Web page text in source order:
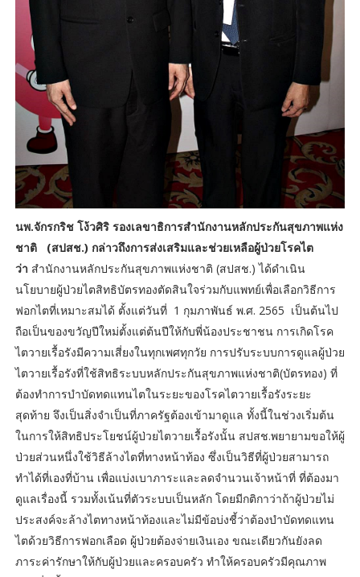
นพ.จักรกริช โง้วศิริ รองเลขาธิการสำนักงานหลักประกันสุขภาพแห่ง
ชาติ (สปสช.) กล่าวถึงการส่งเสริมและช่วยเหลือผู้ป่วยโรคไต
ว่า สำนักงานหลักประกันสุขภาพแห่งชาติ (สปสช.) ได้ดำเนิน
นโยบายผู้ป่วยไตสิทธิบัตรทองตัดสินใจร่วมกับแพทย์เพื่อเลือกวิธีการ
ฟอกไตที่เหมาะสมได้ ตั้งแต่วันที่ 1 กุมภาพันธ์ พ.ศ. 2565 เป็นต้นไป
ถือเป็นของขวัญปีใหม่ตั้งแต่ต้นปีให้กับพี่น้องประชาชน การเกิดโรค
ไตวายเรื้อรังมีความเสี่ยงในทุกเพศทุกวัย การปรับระบบการดูแลผู้ป่วย
ไตวายเรื้อรังที่ใช้สิทธิระบบหลักประกันสุขภาพแห่งชาติ(บัตรทอง) ที่
ต้องทำการบำบัดทดแทนไตในระยะของโรคไตวายเรื้อรังระยะ
สุดท้าย จึงเป็นสิ่งจำเป็นที่ภาครัฐต้องเข้ามาดูแล ทั้งนี้ในช่วงเริ่มต้น
ในการให้สิทธิประโยชน์ผู้ป่วยไตวายเรื้อรังนั้น สปสช.พยายามขอให้ผู้
ป่วยส่วนหนึ่งใช้วิธีล้างไตที่ทางหน้าท้อง ซึ่งเป็นวิธีที่ผู้ป่วยสามารถ
ทำได้ที่เองที่บ้าน เพื่อแบ่งเบาภาระและลดจำนวนเจ้าหน้าที่ ที่ต้องมา
ดูแลเรื่องนี้ รวมทั้งเน้นที่ตัวระบบเป็นหลัก โดยมีกติกาว่าถ้าผู้ป่วยไม่
ประสงค์จะล้างไตทางหน้าท้องและไม่มีข้อบ่งชี้ว่าต้องบำบัดทดแทน
ไตด้วยวิธีการฟอกเลือด ผู้ป่วยต้องจ่ายเงินเอง ขณะเดียวกันยังลด
ภาระค่ารักษาให้กับผู้ป่วยและครอบครัว ทำให้ครอบครัวมีคุณภาพ